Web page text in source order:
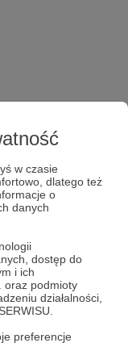
w czasie
dlatego też
o
danych
dostęp do
i ich
oraz podmioty
działalności,
preferencje
zalogowany